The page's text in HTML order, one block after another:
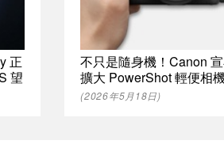
正
望
不只是隨身機！Canon
擴大 PowerShot 輕便相
(2026年5月18日)